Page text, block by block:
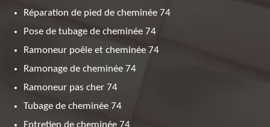
Réparation de pied de cheminée 74
Pose de tubage de cheminée 74
Ramoneur poêle et cheminée 74
Ramonage de cheminée 74
Ramoneur pas cher 74
Tubage de cheminée 74
Entretien de cheminée 74